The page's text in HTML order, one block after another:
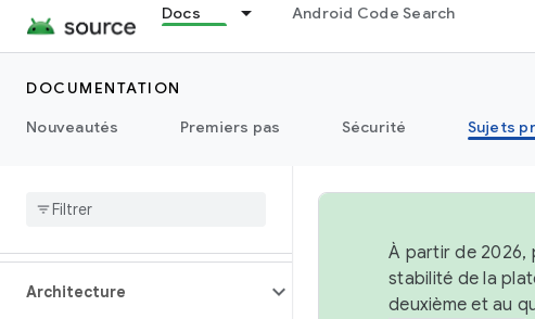
Docs Android Code Search
DOCUMENTATION
Nouveautés
Premiers pas Sécurité Sujets
Architecture
À partir de 2026,
stabilité de la
deuxième et au